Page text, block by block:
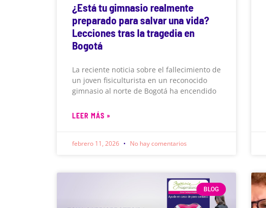
¿Está tu gimnasio realmente
preparado para salvar una vida?
Lecciones tras la tragedia en
Bogotá
La reciente noticia sobre el fallecimiento de
un joven fisiculturista en un reconocido
gimnasio al norte de Bogotá ha encendido
LEER MÁS »
febrero 11, 2026 No hay comentarios
BLOG